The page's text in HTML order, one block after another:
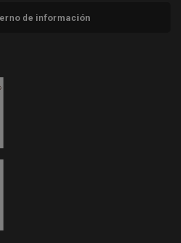
de información